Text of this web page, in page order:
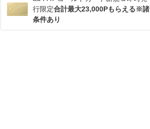
行限定合計最大23,000Pもらえる※諸
条件あり